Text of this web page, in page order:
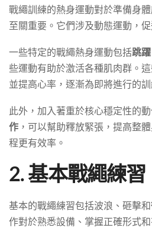
戰繩訓練的熱身運動對於準備身
至關重要。它們涉及動態運動，
一些特定的戰繩熱身運動包括跳躍
些運動有助於激活各種肌肉群。
並提高心率，逐漸為即將進行的
此外，加入著重於核心穩定性的
作 ，可以幫助釋放緊張，提高整
程更有效率。
2. 基本戰繩練習
基本的戰繩練習包括波浪、砸擊和
作對於熟悉設備、掌握正確形式